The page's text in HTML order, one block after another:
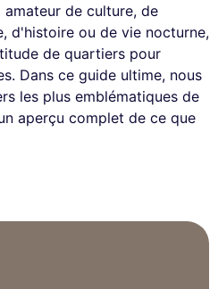
de culture, de
d'histoire ou de vie nocturne,
de quartiers pour
Dans ce guide ultime, nous
les plus emblématiques de
aperçu complet de ce que